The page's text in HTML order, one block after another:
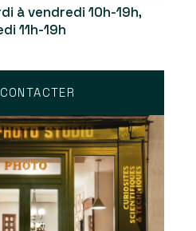
à vendredi 10h-19h,
11h-19h